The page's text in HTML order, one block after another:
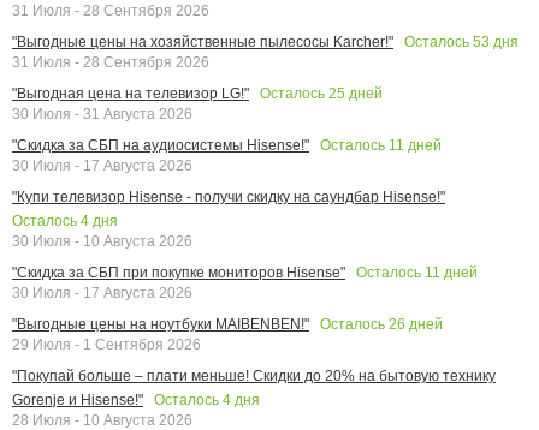
31 Июля - 28 Сентября 2026
"Выгодные цены на хозяйственные пылесосы Karcher!"
Осталось 53 дня
31 Июля - 28 Сентября 2026
"Выгодная цена на телевизор LG!"
Осталось 25 дней
30 Июля - 31 Августа 2026
"Скидка за СБП на аудиосистемы Hisense!"
Осталось 11 дней
30 Июля - 17 Августа 2026
"Купи телевизор Hisense - получи скидку на саундбар Hisense!"
Осталось 4 дня
30 Июля - 10 Августа 2026
"Скидка за СБП при покупке мониторов Hisense"
Осталось 11 дней
30 Июля - 17 Августа 2026
"Выгодные цены на ноутбуки MAIBENBEN!"
Осталось 26 дней
29 Июля - 1 Сентября 2026
"Покупай больше – плати меньше! Скидки до 20% на бытовую технику
Gorenje и Hisense!"
Осталось 4 дня
28 Июля - 10 Августа 2026